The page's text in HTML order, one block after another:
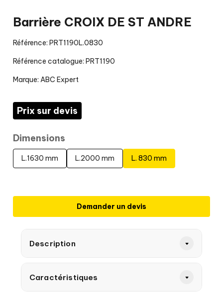
Barrière CROIX DE ST ANDRE
Référence: PRT1190L.0830
Référence catalogue: PRT1190
Marque: ABC Expert
Prix sur devis
Dimensions
L.1630 mm L.2000 mm L. 830 mm
Demander un devis
Description
Caractéristiques